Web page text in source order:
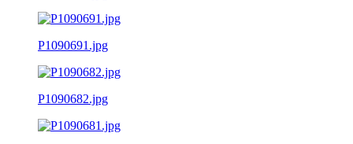
P1090691.jpg
P1090682.jpg